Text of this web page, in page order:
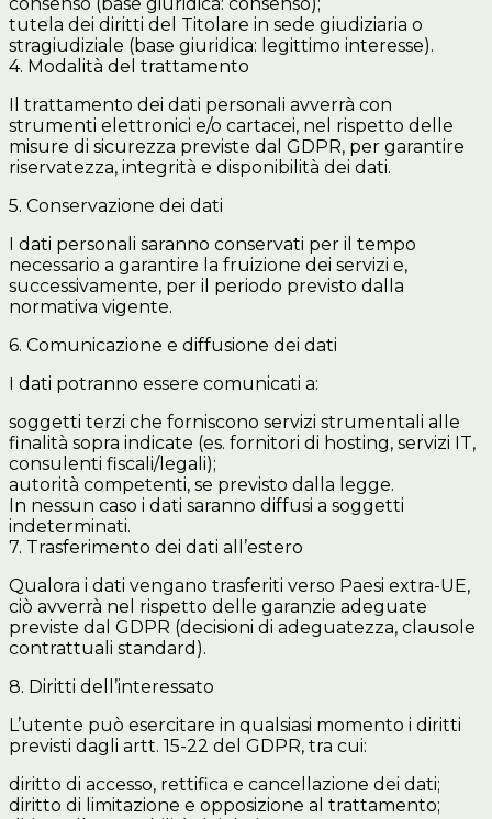
tutela dei diritti del Titolare in sede giudiziaria o
stragiudiziale (base giuridica: legittimo interesse).
4. Modalità del trattamento
Il trattamento dei dati personali avverrà con
strumenti elettronici e/o cartacei, nel rispetto delle
misure di sicurezza previste dal GDPR, per garantire
riservatezza, integrità e disponibilità dei dati.
5. Conservazione dei dati
I dati personali saranno conservati per il tempo
necessario a garantire la fruizione dei servizi e,
successivamente, per il periodo previsto dalla
normativa vigente.
6. Comunicazione e diffusione dei dati
I dati potranno essere comunicati a:
soggetti terzi che forniscono servizi strumentali alle
finalità sopra indicate (es. fornitori di hosting, servizi IT,
consulenti fiscali/legali);
autorità competenti, se previsto dalla legge.
In nessun caso i dati saranno diffusi a soggetti
indeterminati.
7. Trasferimento dei dati all’estero
Qualora i dati vengano trasferiti verso Paesi extra-UE,
ciò avverrà nel rispetto delle garanzie adeguate
previste dal GDPR (decisioni di adeguatezza, clausole
contrattuali standard).
8. Diritti dell’interessato
L’utente può esercitare in qualsiasi momento i diritti
previsti dagli artt. 15-22 del GDPR, tra cui:
diritto di accesso, rettifica e cancellazione dei dati;
diritto di limitazione e opposizione al trattamento;